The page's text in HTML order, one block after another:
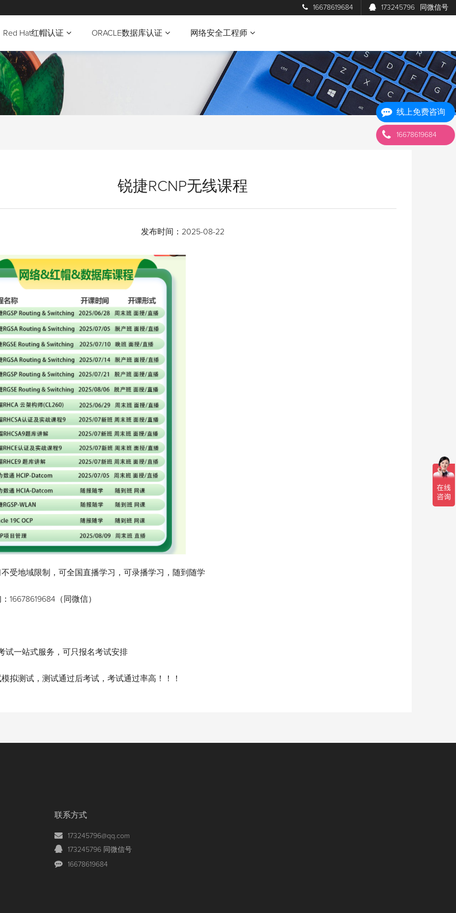
16678619684 173245796 同微信号
Red Hat红帽认证 ORACLE数据库认证 网络安全工程师
锐捷RCNP无线课程
发布时间： 2025-08-22
受地域限制，可全国直播学习，可录播学习，随到随学
16678619684（同微信）
试一站式服务，可只报名考试安排
拟测试，测试通过后考试，考试通过率高！！！
联系方式
173245796@qq.com
173245796 同微信号
16678619684
线上免费咨询
16678619684